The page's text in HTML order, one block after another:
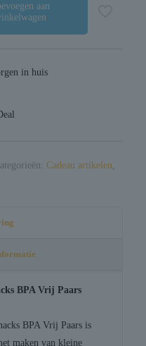
aan
in huis
Cadeau artikelen,
BPA Vrij Paars
BPA Vrij Paars is
maken van kleine